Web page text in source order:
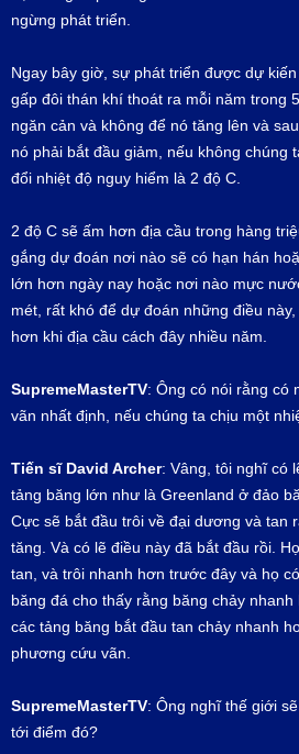
ngừng phát triển.
Ngay bây giờ, sự phát triển được dự
gấp đôi thán khí thoát ra mỗi năm trong
ngăn cản và không để nó tăng lên và
nó phải bắt đầu giảm, nếu không chúng
đổi nhiệt độ nguy hiểm là 2 độ C.
2 độ C sẽ ấm hơn địa cầu trong hàng
gắng dự đoán nơi nào sẽ có hạn hán
lớn hơn ngày nay hoặc nơi nào mực
mét, rất khó để dự đoán những điều
hơn khi địa cầu cách đây nhiều năm.
SupremeMasterTV: Ông có nói rằng có
vãn nhất định, nếu chúng ta chịu một
Tiến sĩ David Archer: Vâng, tôi nghĩ có
tảng băng lớn như là Greenland ở đảo
Cực sẽ bắt đầu trôi về đại dương và tan
tăng. Và có lẽ điều này đã bắt đầu rồi.
tan, và trôi nhanh hơn trước đây và họ
băng đá cho thấy rằng băng chảy
các tảng băng bắt đầu tan chảy nhanh
phương cứu vãn.
SupremeMasterTV: Ông nghĩ thế giới
tới điểm đó?